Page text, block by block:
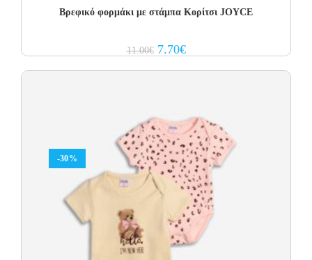
Βρεφικό φορμάκι με στάμπα Κορίτσι JOYCE
11.00€ Original
price
7.70€Current
price
-30%